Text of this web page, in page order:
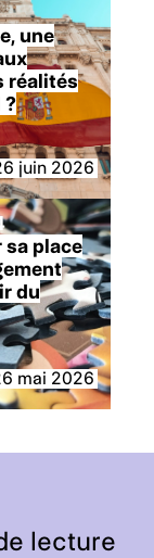
une
réalités
?
juin 2026
sa place
du
mai 2026
lecture